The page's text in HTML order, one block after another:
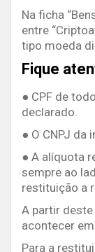
Na ficha
entre
tipo moeda
Fique
● CPF de
declarado.
● O CNPJ da
● A alíquota
sempre ao
restituição a
A partir
acontecer
Para a